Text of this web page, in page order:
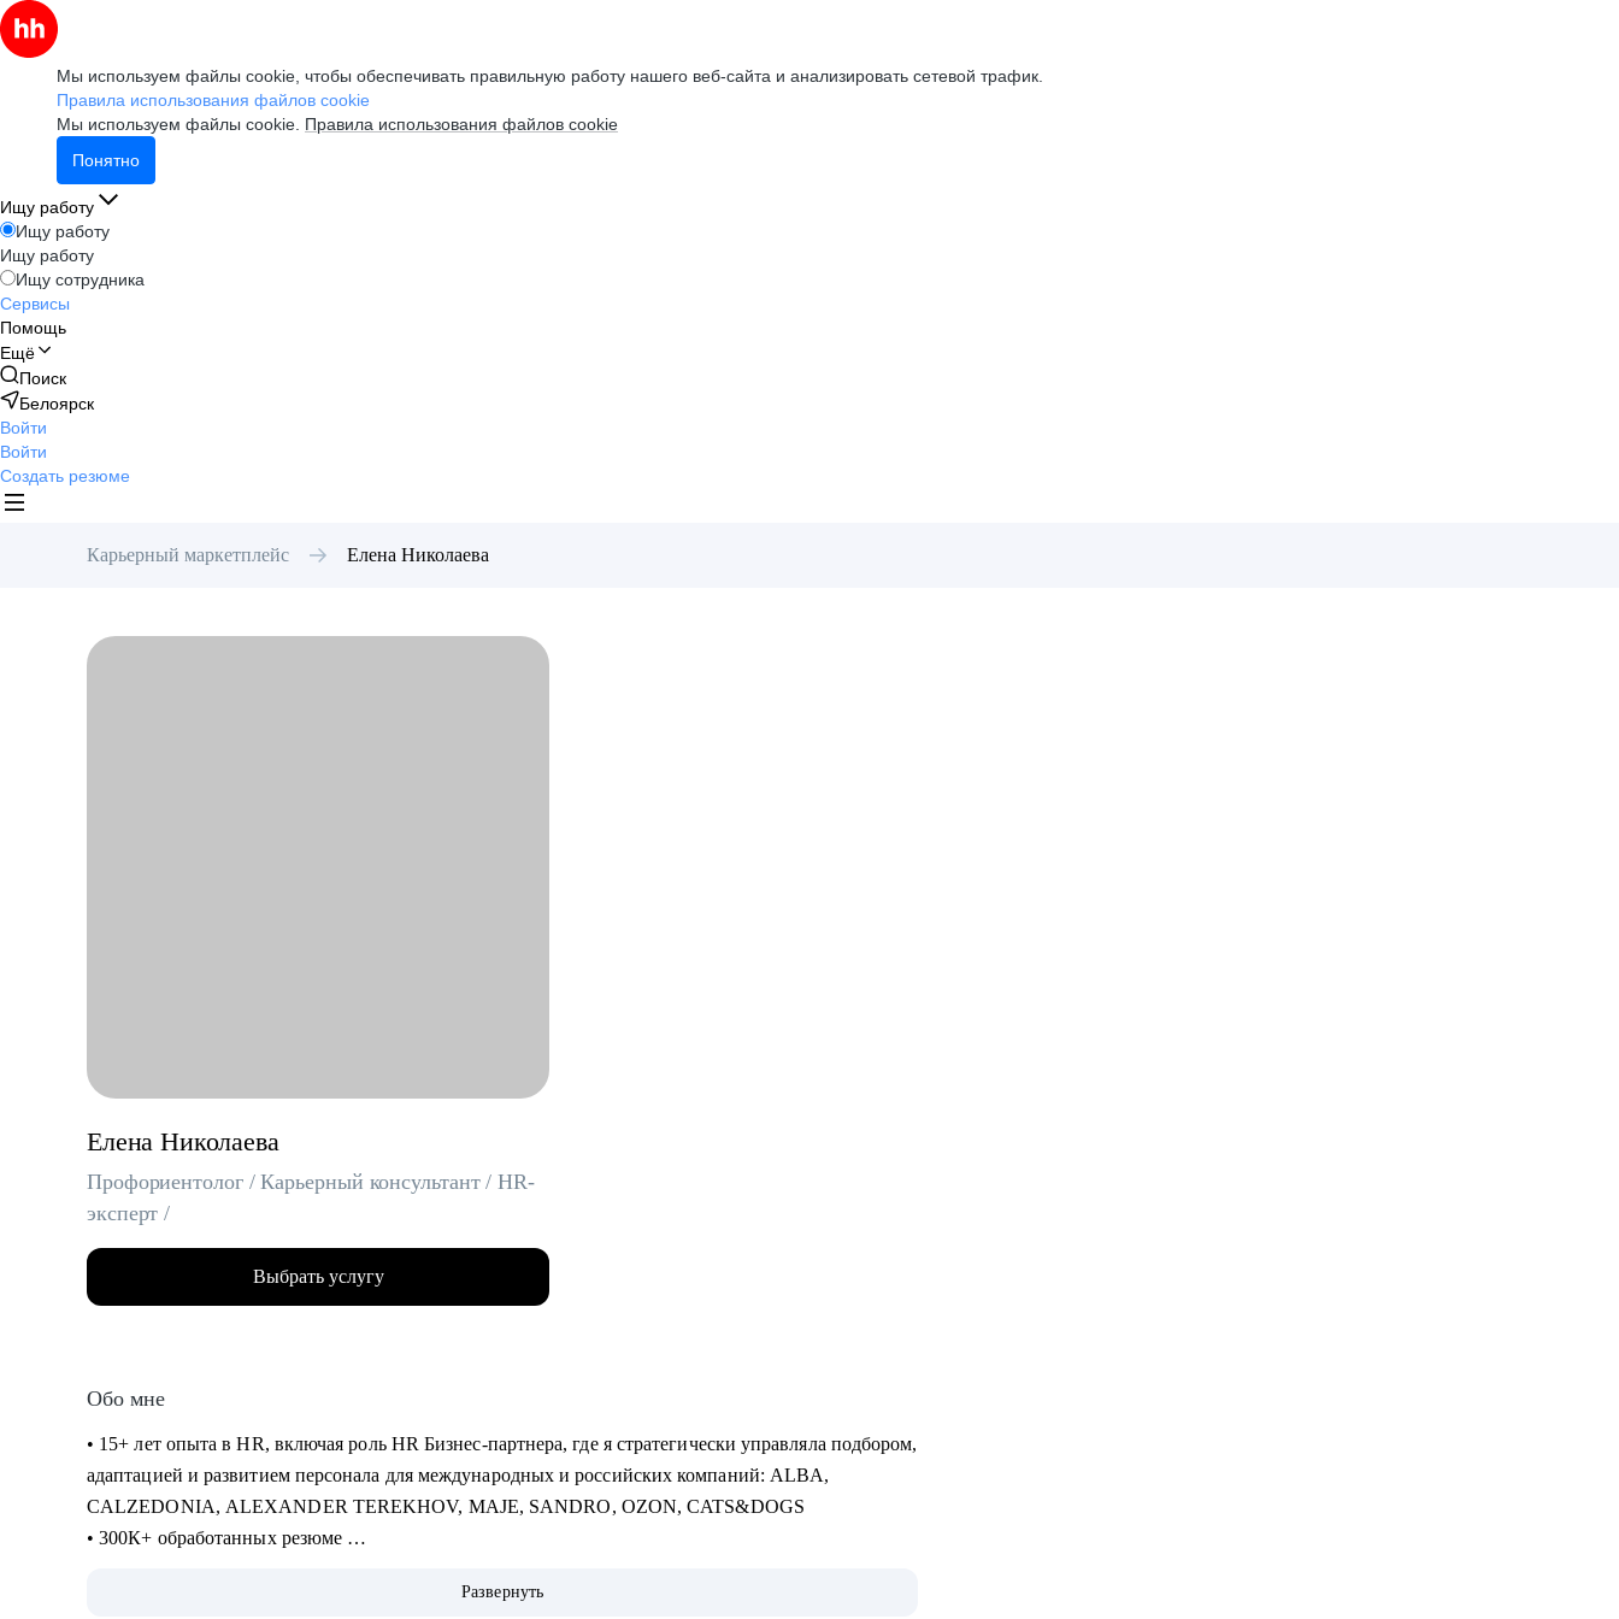
Мы используем файлы cookie, чтобы обеспечивать правильную работу нашего веб-сайта и анализировать сетевой трафик.
Правила использования файлов cookie
Мы используем файлы cookie. Правила использования файлов cookie
Понятно
Ищу работу
Ищу работу
Ищу работу
Ищу сотрудника
Сервисы
Помощь
Ещё
Поиск
Белоярск
Войти
Войти
Создать резюме
Карьерный маркетплейс Елена Николаева
Елена Николаева
Профориентолог / Карьерный консультант / HR-
эксперт /
Выбрать услугу
Обо мне
• 15+ лет опыта в HR, включая роль HR Бизнес-партнера, где я стратегически управляла подбором,
адаптацией и развитием персонала для международных и российских компаний: ALBA,
CALZEDONIA, ALEXANDER TEREKHOV, MAJE, SANDRO, OZON, CATS&DOGS
• 300К+ обработанных резюме
Закупки, Склад, E-Commerce, Производство, HR, Бухгалтерия и Финансы, Отели / Рестораны /
Развернуть